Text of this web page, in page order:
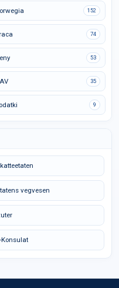
152
74
53
35
9
vegvesen
Konsulat